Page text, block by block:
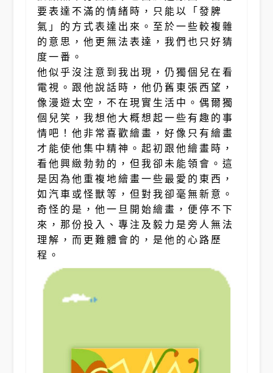
要表達不滿的情緒時，只能以「發脾
氣」的方式表達出來。至於一些較複雜
的意思，他更無法表達，我們也只好猜
度一番。
他似乎沒注意到我出現，仍獨個兒在看
電視。跟他說話時，他仍舊東張西望，
像漫遊太空，不在現實生活中。偶爾獨
個兒笑，我想他大概想起一些有趣的事
情吧！他非常喜歡繪畫，好像只有繪畫
才能使他集中精神。起初跟他繪畫時，
看他興緻勃勃的，但我卻未能領會。這
是因為他重複地繪畫一些最愛的東西，
如汽車或怪獸等，但對我卻毫無新意。
奇怪的是，他一旦開始繪畫，便停不下
來，那份投入、專注及毅力是旁人無法
理解，而更難體會的，是他的心路歷
程。